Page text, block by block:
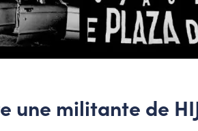
une militante de